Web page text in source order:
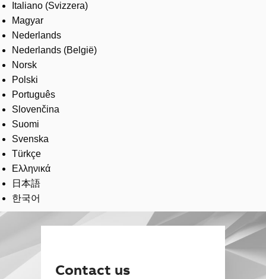
Italiano (Svizzera)
Magyar
Nederlands
Nederlands (België)
Norsk
Polski
Português
Slovenčina
Suomi
Svenska
Türkçe
Ελληνικά
日本語
한국어
Contact us